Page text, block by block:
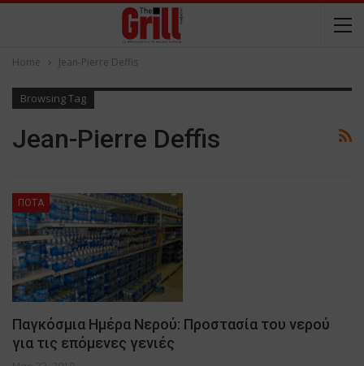
Home Jean-Pierre Deffis
Browsing Tag
Jean-Pierre Deffis
ΠΟΤΑ
Παγκόσμια Ημέρα Νερού: Προστασία του νερού
για τις επόμενες γενιές